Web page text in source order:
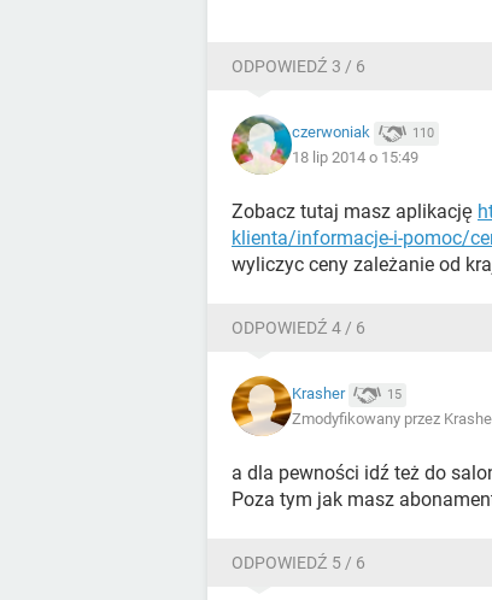
ODPOWIEDŹ 3 / 6
czerwoniak 110
18 lip 2014 o 15:49
Zobacz tutaj masz aplikację
klienta/informacje-i-pomoc/
wyliczyc ceny zależanie od
ODPOWIEDŹ 4 / 6
Krasher 15
Zmodyfikowany przez
a dla pewności idź też do
Poza tym jak masz
ODPOWIEDŹ 5 / 6